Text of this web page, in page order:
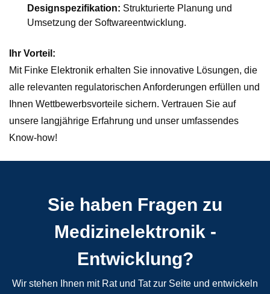
Designspezifikation: Strukturierte Planung und
Umsetzung der Softwareentwicklung.
Ihr Vorteil:
Mit Finke Elektronik erhalten Sie innovative Lösungen, die
alle relevanten regulatorischen Anforderungen erfüllen und
Ihnen Wettbewerbsvorteile sichern. Vertrauen Sie auf
unsere langjährige Erfahrung und unser umfassendes
Know-how!
Sie haben Fragen zu
Medizinelektronik -
Entwicklung?
Wir stehen Ihnen mit Rat und Tat zur Seite und entwickeln